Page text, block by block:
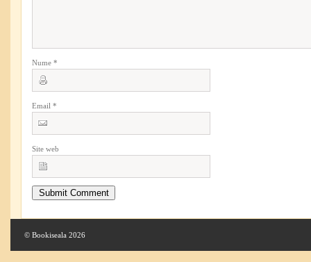
Nume *
Email *
Site web
© Bookiseala 2026